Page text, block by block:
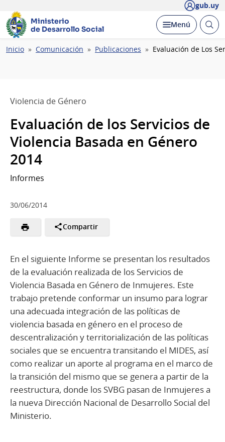
gub.uy
Ministerio
de Desarrollo Social
Desplegar
Menú Abrir
Ruta
Inicio Comunicación Publicaciones Evaluación de Los
Violencia de Género
Evaluación de los Servicios de
Violencia Basada en Género
2014
Informes
30/06/2014
Compartir
En el siguiente Informe se presentan los resultados
de la evaluación realizada de los Servicios de
Violencia Basada en Género de Inmujeres. Este
trabajo pretende conformar un insumo para lograr
una adecuada integración de las políticas de
violencia basada en género en el proceso de
descentralización y territorialización de las políticas
sociales que se encuentra transitando el MIDES, así
como realizar un aporte al programa en el marco de
la transición del mismo que se genera a partir de la
reestructura, donde los SVBG pasan de Inmujeres a
la nueva Dirección Nacional de Desarrollo Social del
Ministerio.